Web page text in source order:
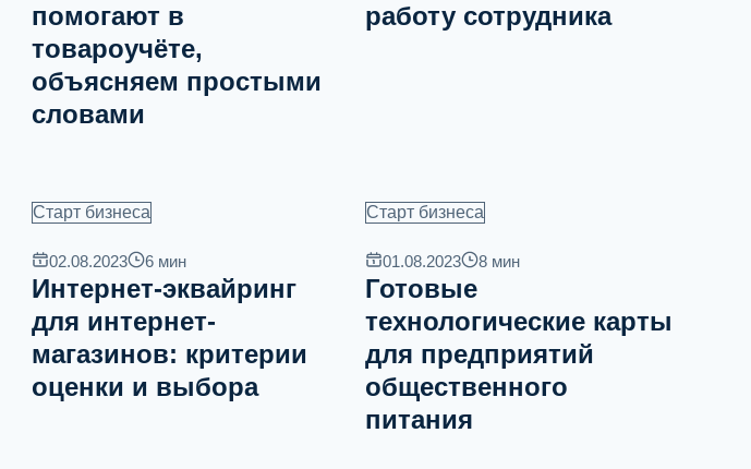
помогают в
товароучёте,
объясняем простыми
словами
Старт бизнеса
работу сотрудника
Старт бизнеса
02.08.2023 6 мин
Интернет-эквайринг
для интернет-
магазинов: критерии
оценки и выбора
01.08.2023 8 мин
Готовые
технологические карты
для предприятий
общественного
питания